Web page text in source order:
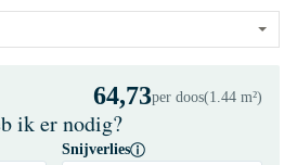
64,73per doos(1.44 m²)
ik er nodig?
Snijverlies